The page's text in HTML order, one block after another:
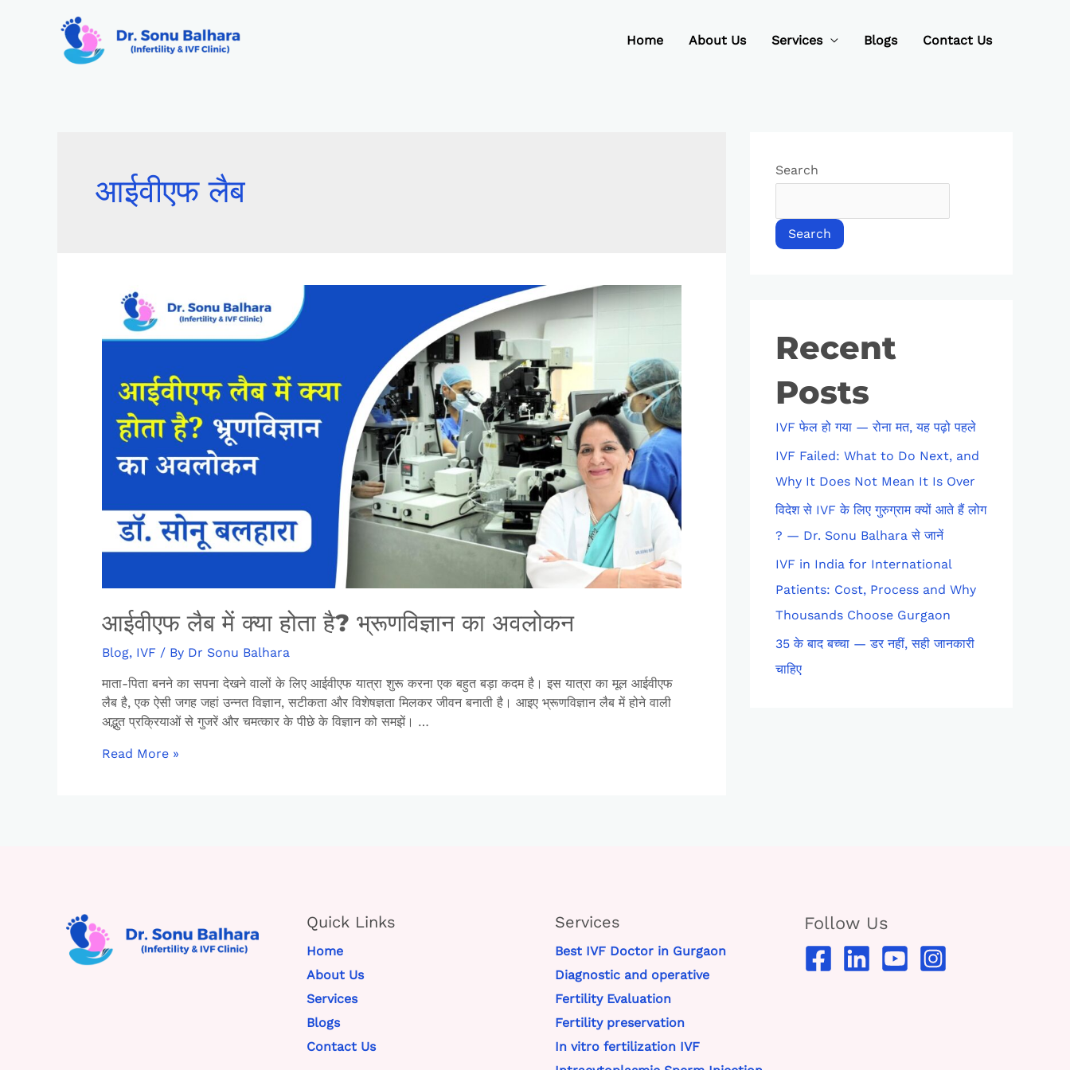
Home About Us Services Blogs Contact Us
आईवीएफ लैब
आईवीएफ लैब में क्या होता है? भ्रूणविज्ञान का अवलोकन
Blog, IVF / By Dr Sonu Balhara
माता-पिता बनने का सपना देखने वालों के लिए आईवीएफ यात्रा शुरू करना एक बहुत बड़ा कदम है। इस यात्रा का मूल आईवीएफ
लैब है, एक ऐसी जगह जहां उन्नत विज्ञान, सटीकता और विशेषज्ञता मिलकर जीवन बनाती है। आइए भ्रूणविज्ञान लैब में होने वाली
अद्भुत प्रक्रियाओं से गुजरें और चमत्कार के पीछे के विज्ञान को समझें। …
Read More »
Search
Search
Recent
Posts
IVF फेल हो गया — रोना मत, यह पढ़ो पहले
IVF Failed: What to Do Next, and
Why It Does Not Mean It Is Over
विदेश से IVF के लिए गुरुग्राम क्यों आते हैं लोग
? — Dr. Sonu Balhara से जानें
IVF in India for International
Patients: Cost, Process and Why
Thousands Choose Gurgaon
35 के बाद बच्चा — डर नहीं, सही जानकारी
चाहिए
Quick Links
Home
About Us
Services
Blogs
Contact Us
Services
Best IVF Doctor in Gurgaon
Diagnostic and operative
Fertility Evaluation
Fertility preservation
In vitro fertilization IVF
Follow Us